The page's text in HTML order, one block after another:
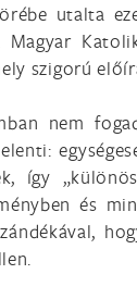
utalta
Magyar
szigorú
nem
így
és